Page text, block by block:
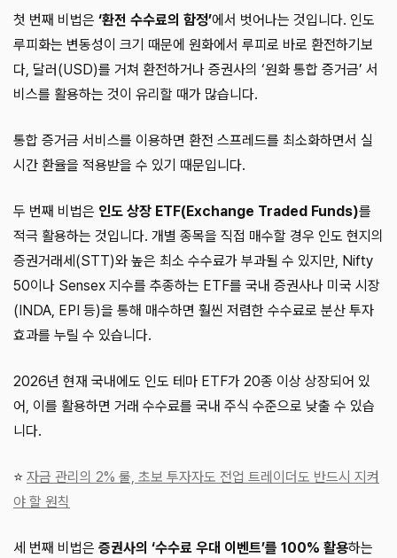
첫 번째 비법은 ‘환전 수수료의 함정’에서 벗어나는 것입니다. 인도
루피화는 변동성이 크기 때문에 원화에서 루피로 바로 환전하기보
다, 달러(USD)를 거쳐 환전하거나 증권사의 ‘원화 통합 증거금’ 서
비스를 활용하는 것이 유리할 때가 많습니다.
통합 증거금 서비스를 이용하면 환전 스프레드를 최소화하면서 실
시간 환율을 적용받을 수 있기 때문입니다.
두 번째 비법은 인도 상장 ETF(Exchange Traded Funds)를
적극 활용하는 것입니다. 개별 종목을 직접 매수할 경우 인도 현지의
증권거래세(STT)와 높은 최소 수수료가 부과될 수 있지만, Nifty
50이나 Sensex 지수를 추종하는 ETF를 국내 증권사나 미국 시장
(INDA, EPI 등)을 통해 매수하면 훨씬 저렴한 수수료로 분산 투자
효과를 누릴 수 있습니다.
2026년 현재 국내에도 인도 테마 ETF가 20종 이상 상장되어 있
어, 이를 활용하면 거래 수수료를 국내 주식 수준으로 낮출 수 있습
니다.
⭐ 자금 관리의 2% 룰, 초보 투자자도 전업 트레이더도 반드시 지켜
야 할 원칙
세 번째 비법은 증권사의 ‘수수료 우대 이벤트’를 100% 활용하는